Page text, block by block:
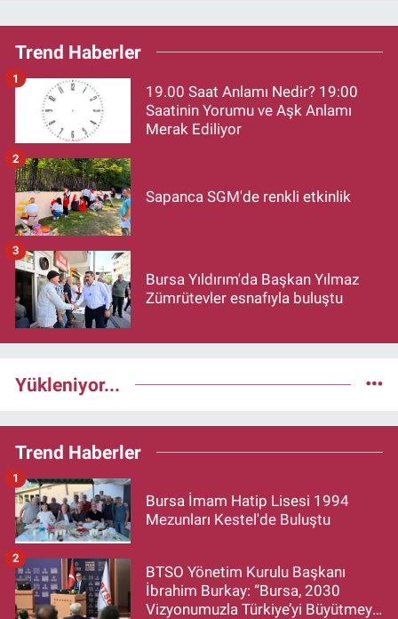
Trend Haberler
19.00 Saat Anlamı Nedir? 19:00
Saatinin Yorumu ve Aşk Anlamı
Merak Ediliyor
1
Sapanca SGM'de renkli etkinlik
2
Bursa Yıldırım'da Başkan Yılmaz
Zümrütevler esnafıyla buluştu
3
Yükleniyor...
Trend Haberler
Bursa İmam Hatip Lisesi 1994
Mezunları Kestel'de Buluştu
1
BTSO Yönetim Kurulu Başkanı
İbrahim Burkay: “Bursa, 2030
Vizyonumuzla Türkiye’yi Büyütmeye
2